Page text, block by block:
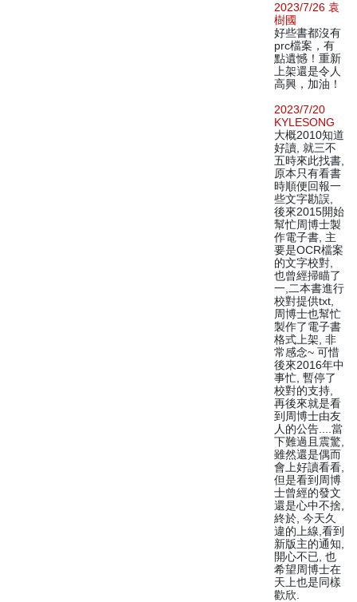
2023/7/26 袁
樹國
好些書都沒有
prc檔案，有
點遺憾！重新
上架還是令人
高興，加油！
2023/7/20
KYLESONG
大概2010知道
好讀, 就三不
五時來此找書,
原本只有看書
時順便回報一
些文字勘誤,
後來2015開始
幫忙周博士製
作電子書, 主
要是OCR檔案
的文字校對,
也曾經掃瞄了
一,二本書進行
校對提供txt,
周博士也幫忙
製作了電子書
格式上架, 非
常感念~ 可惜
後來2016年中
事忙, 暫停了
校對的支持,
再後來就是看
到周博士由友
人的公告....當
下難過且震驚,
雖然還是偶而
會上好讀看看,
但是看到周博
士曾經的發文
還是心中不捨,
終於, 今天久
違的上線,看到
新版主的通知,
開心不已, 也
希望周博士在
天上也是同樣
歡欣.